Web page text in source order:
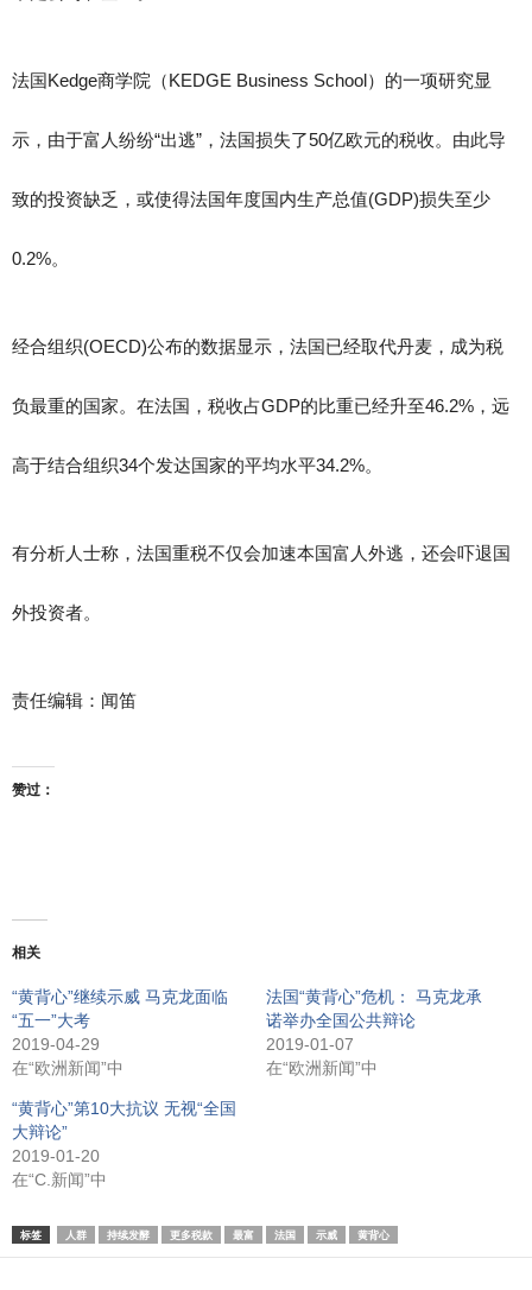
法国Kedge商学院（KEDGE Business School）的一项研究显
示，由于富人纷纷“出逃”，法国损失了50亿欧元的税收。由此导
致的投资缺乏，或使得法国年度国内生产总值(GDP)损失至少
0.2%。
经合组织(OECD)公布的数据显示，法国已经取代丹麦，成为税
负最重的国家。在法国，税收占GDP的比重已经升至46.2%，远
高于结合组织34个发达国家的平均水平34.2%。
有分析人士称，法国重税不仅会加速本国富人外逃，还会吓退国
外投资者。
责任编辑：闻笛
赞过：
相关
“黄背心”继续示威 马克龙面临
“五一”大考
2019-04-29
在“欧洲新闻”中
法国“黄背心”危机： 马克龙承
诺举办全国公共辩论
2019-01-07
在“欧洲新闻”中
“黄背心”第10大抗议 无视“全国
大辩论”
2019-01-20
在“C.新闻”中
标签 人群 持续发酵 更多税款 最富 法国 示威 黄背心